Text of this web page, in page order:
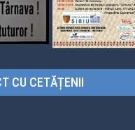
CU CETĂȚENII